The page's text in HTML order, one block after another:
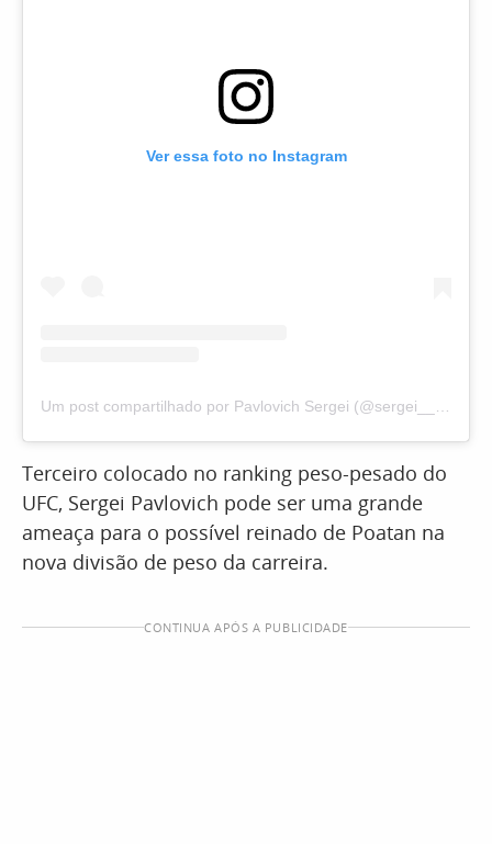
Ver essa foto no Instagram
Terceiro colocado no ranking peso-pesado do
UFC, Sergei Pavlovich pode ser uma grande
ameaça para o possível reinado de Poatan na
nova divisão de peso da carreira.
CONTINUA APÓS A PUBLICIDADE